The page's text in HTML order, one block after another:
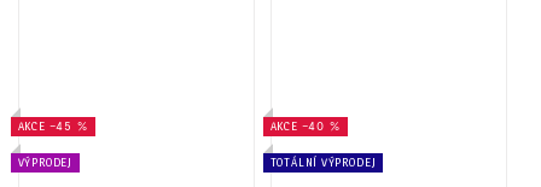
AKCE –45 %
VÝPRODEJ
AKCE –40 %
TOTÁLNÍ VÝPRODEJ